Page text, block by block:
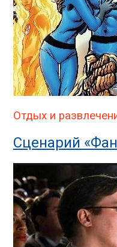
Отдых и
Сценарий